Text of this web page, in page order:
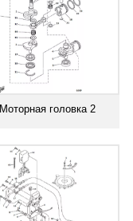
головка 2